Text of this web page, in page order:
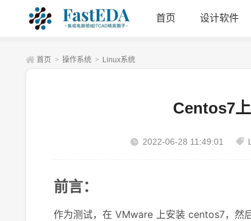
首页 设计软件
首页 > 操作系统 > Linux系统
Centos7
2022-06-28 11:49:01
前言：
作为测试，在 VMware 上安装 centos7，然